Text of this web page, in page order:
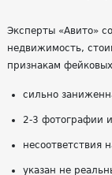
Эксперты «Авито»
недвижимость,
признакам
сильно
2-3 фотографии
несоответствия
указан не